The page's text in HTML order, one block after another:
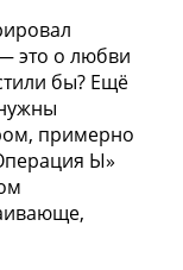
это о любви
бы? Ещё
примерно
Ы»